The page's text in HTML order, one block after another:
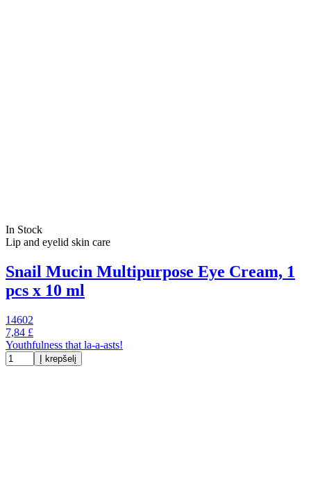
In Stock
Lip and eyelid skin care
Snail Mucin Multipurpose Eye Cream, 1
pcs x 10 ml
14602
7,84 £
Youthfulness that la-a-asts!
Į krepšelį